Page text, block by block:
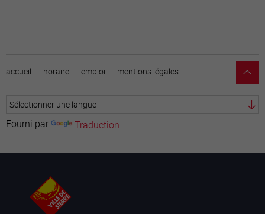
accueil horaire emploi mentions légales
Fourni par Traduction